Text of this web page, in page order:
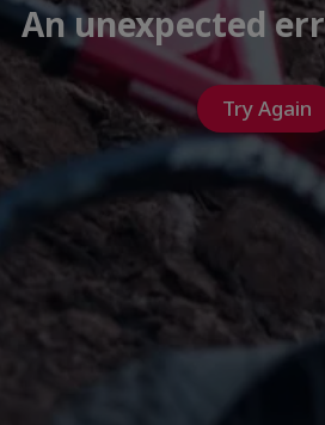
An unexpected
Try Again